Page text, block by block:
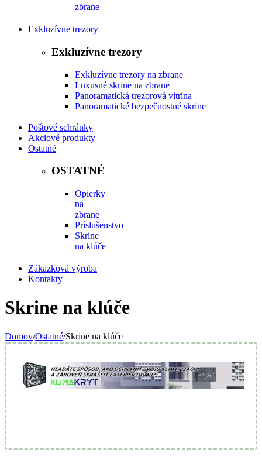
zbrane
Exkluzívne trezory
Exkluzívne trezory
Exkluzívne trezory na zbrane
Luxusné skrine na zbrane
Panoramatická trezorová vitrína
Panoramatické bezpečnostné skrine
Poštové schránky
Akciové produkty
Ostatné
OSTATNÉ
Opierky
na
zbrane
Príslušenstvo
Skrine
na klúče
Zákazková výroba
Kontakty
Skrine na klúče
Domov/Ostatné/Skrine na klúče